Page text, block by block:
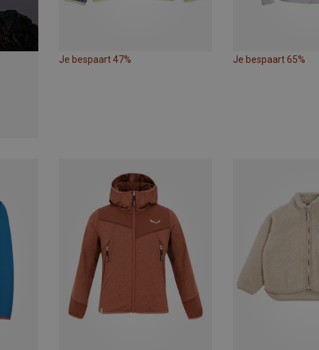
Je bespaart 47% Je bespaart 65%